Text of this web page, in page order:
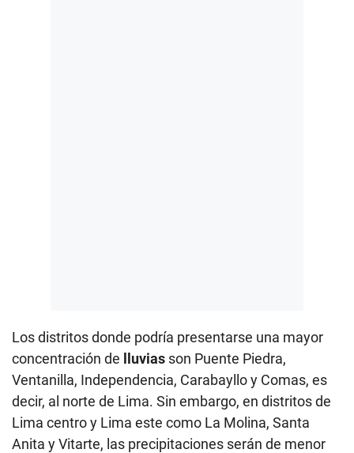
Los distritos donde podría presentarse una mayor
concentración de lluvias son Puente Piedra,
Ventanilla, Independencia, Carabayllo y Comas, es
decir, al norte de Lima. Sin embargo, en distritos de
Lima centro y Lima este como La Molina, Santa
Anita y Vitarte, las precipitaciones serán de menor